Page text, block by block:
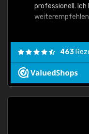
professionell. Ich
weiterempfehlen!
463